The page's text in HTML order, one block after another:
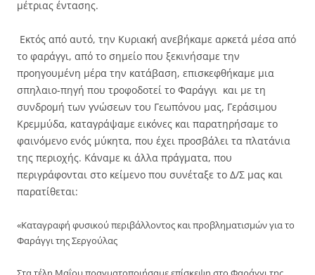
μέτριας έντασης.
Εκτός από αυτό, την Κυριακή ανεβήκαμε αρκετά μέσα από
το φαράγγι, από το σημείο που ξεκινήσαμε την
προηγουμένη μέρα την κατάβαση, επισκεφθήκαμε μια
σπηλαιο-πηγή που τροφοδοτεί το Φαράγγι και με τη
συνδρομή των γνώσεων του Γεωπόνου μας, Γεράσιμου
Κρεμμύδα, καταγράψαμε εικόνες και παρατηρήσαμε το
φαινόμενο ενός μύκητα, που έχει προσβάλει τα πλατάνια
της περιοχής. Κάναμε κι άλλα πράγματα, που
περιγράφονται στο κείμενο που συνέταξε το Δ/Σ μας και
παρατίθεται:
«Καταγραφή φυσικού περιβάλλοντος και προβληματισμών για το
Φαράγγι της Σεργούλας